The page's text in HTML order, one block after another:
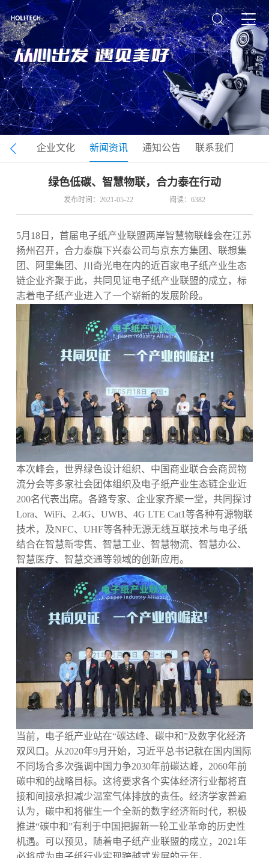
绍 企业文化 新闻资讯 通知公告 联系我们
绿色低碳、智慧物联，合力泰在行动
发布时间：2021-05-22 阅读：6382
5月18日，首届电子纸产业联盟两岸智慧物联峰会在江苏
扬州召开，合力泰旗下兴泰公司与京东方集团、联想集
团、阿里集团、川奇光电在内的近百家电子纸产业生态
链企业齐聚于此，共同见证电子纸产业联盟的成立，标
志着电子纸产业进入了一个崭新的发展阶段。
本次峰会，世界绿色设计组织、中国商业联合会商贸物
流分会等多家社会团体组织及电子纸产业生态链企业近
200名代表出席。各路专家、企业家齐聚一堂，共同探讨
Lora、WiFi、2.4G、UWB、4G LTE Cat1等各种有源物联
技术，及NFC、UHF等各种无源无线互联技术与电子纸
结合在智慧新零售、智慧工业、智慧物流、智慧办公、
智慧医疗、智慧交通等领域的创新应用。
当前，电子纸产业站在“碳达峰、碳中和”及数字化经济
双风口。从2020年9月开始，习近平总书记就在国内国际
不同场合多次强调中国力争2030年前碳达峰，2060年前
碳中和的战略目标。这将要求各个实体经济行业都将直
接和间接承担减少温室气体排放的责任。经济学家普遍
认为，碳中和将催生一个全新的数字经济新时代，积极
推进“碳中和”有利于中国把握新一轮工业革命的历史性
机遇。可以预见，随着电子纸产业联盟的成立，2021年